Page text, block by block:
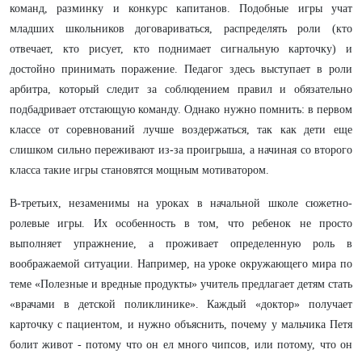
команд, разминку и конкурс капитанов. Подобные игры учат
младших школьников договариваться, распределять роли (кто
отвечает, кто рисует, кто поднимает сигнальную карточку) и
достойно принимать поражение. Педагог здесь выступает в роли
арбитра, который следит за соблюдением правил и обязательно
подбадривает отстающую команду. Однако нужно помнить: в первом
классе от соревнований лучше воздержаться, так как дети еще
слишком сильно переживают из-за проигрыша, а начиная со второго
класса такие игры становятся мощным мотиватором.
В-третьих, незаменимы на уроках в начальной школе сюжетно-
ролевые игры. Их особенность в том, что ребенок не просто
выполняет упражнение, а проживает определенную роль в
воображаемой ситуации. Например, на уроке окружающего мира по
теме «Полезные и вредные продукты» учитель предлагает детям стать
«врачами в детской поликлинике». Каждый «доктор» получает
карточку с пациентом, и нужно объяснить, почему у мальчика Петя
болит живот - потому что он ел много чипсов, или потому, что он